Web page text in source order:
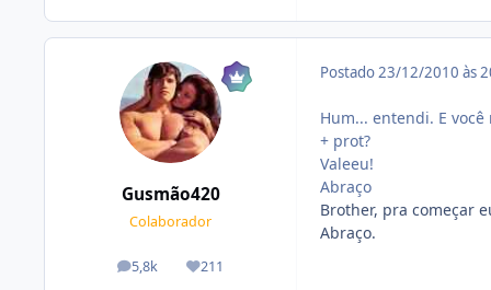
Gusmão420
Colaborador
5,8k
posts 211
Reputação
Postado23/12/2010 às
Hum... entendi. E
+ prot?
Valeeu!
Abraço
Brother, pra começar
Abraço.